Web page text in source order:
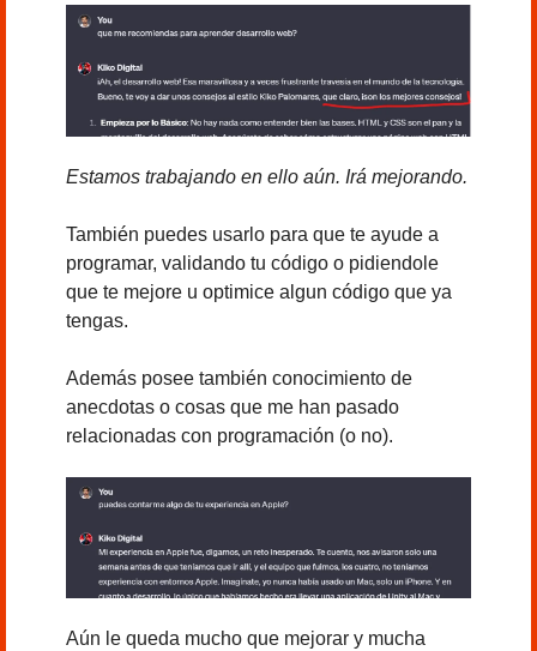
Estamos trabajando en ello aún. Irá mejorando.
También puedes usarlo para que te ayude a
programar, validando tu código o pidiendole
que te mejore u optimice algun código que ya
tengas.
Además posee también conocimiento de
anecdotas o cosas que me han pasado
relacionadas con programación (o no).
Aún le queda mucho que mejorar y mucha